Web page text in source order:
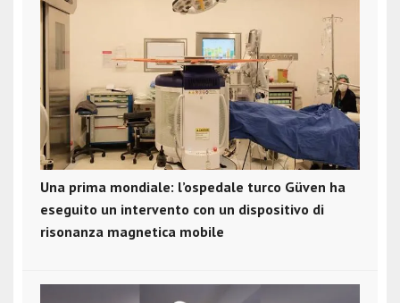
Una prima mondiale: l’ospedale turco Güven ha
eseguito un intervento con un dispositivo di
risonanza magnetica mobile